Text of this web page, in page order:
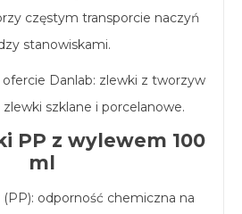
częstym transporcie naczyń
stanowiskami.
Danlab: zlewki z tworzyw
zlewki szklane i porcelanowe.
PP z wylewem 100
ml
odporność chemiczna na